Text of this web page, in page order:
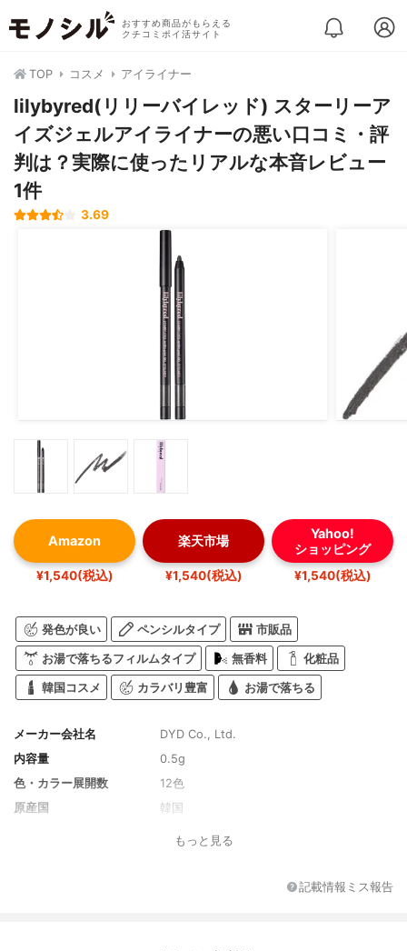
おすすめ商品がもらえる
クチコミポイ活サイト
TOP コスメ アイライナー
lilybyred(リリーバイレッド) スターリーア
イズジェルアイライナーの悪い口コミ・評
判は？実際に使ったリアルな本音レビュー
1件
3.69
Amazon
¥1,540(税込)
楽天市場
¥1,540(税込)
Yahoo!
ショッピング
¥1,540(税込)
発色が良い ペンシルタイプ 市販品
お湯で落ちるフィルムタイプ 無香料 化粧品
韓国コスメ カラバリ豊富 お湯で落ちる
メーカー会社名
DYD Co., Ltd.
内容量
0.5g
色・カラー展開数
12色
原産国
韓国
もっと見る
記載情報ミス報告